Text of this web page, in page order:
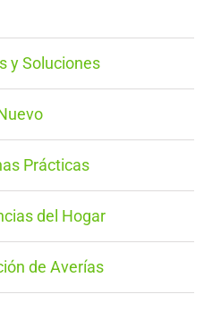
y Soluciones
Prácticas
del Hogar
de Averías